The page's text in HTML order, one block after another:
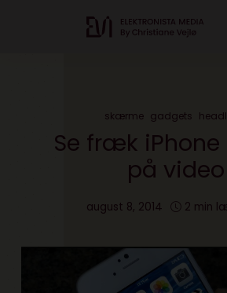
skærme gadgets
Se fræk
på video
august 8, 2014 2 min